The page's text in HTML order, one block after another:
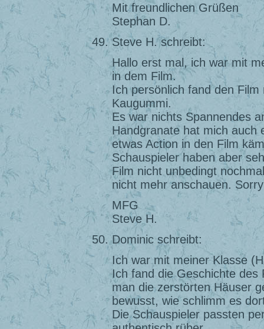
Mit freundlichen Grüßen
Stephan D.
Steve H. schreibt:
Hallo erst mal, ich war mit
in dem Film.
Ich persönlich fand den
Kaugummi.
Es war nichts Spannendes
Handgranate hat mich auch
etwas Action in den Film
Schauspieler haben aber
Film nicht unbedingt
nicht mehr anschauen.
MFG
Steve H.
Dominic schreibt:
Ich war mit meiner Klasse
Ich fand die Geschichte des
man die zerstörten Häuser
bewusst, wie schlimm es
Die Schauspieler passten